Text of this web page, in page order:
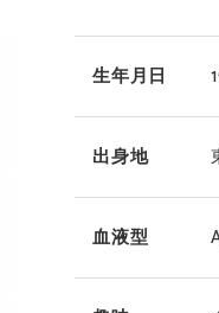
生年月日
出身地
血液型